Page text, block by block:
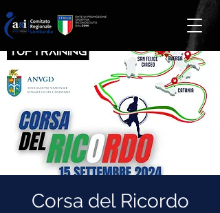
Corsa del Ricordo